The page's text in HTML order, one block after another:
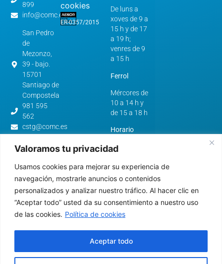
Valoramos tu privacidad
Usamos cookies para mejorar su experiencia de
navegación, mostrarle anuncios o contenidos
personalizados y analizar nuestro tráfico. Al hacer clic en
“Aceptar todo” usted da su consentimiento a nuestro uso
de las cookies. Política de cookies
Aceptar todo
899
info@comc.es
San Pedro
de
Mezonzo,
39 - bajo.
15701
Santiago de
Compostela
981 595
562
cstg@comc.es
Avenida
de
Esteiro,
61.
15403 -
981 322
640
cookies
ER-0357/2015
De luns a
xoves de 9 a
15 h y de 17
a 19 h;
venres de 9
a 15 h
Ferrol
Mércores de
10 a 14 h y
de 15 a 18 h
Horario
Santiago de
Compostela
De luns a
venres de 9
a 15 h
Ferrol
10 a 14 h